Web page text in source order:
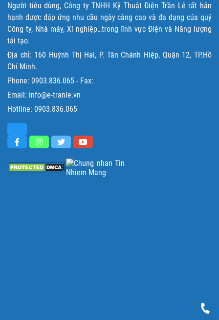
Người tiêu dùng, Công ty TNHH Kỹ Thuật Điện Trần Lê rất hân
hạnh được đáp ứng nhu cầu ngày càng cao và đa dạng của quý
Công ty, Nhà máy, Xí nghiệp…trong lĩnh vực Điện và Năng lượng
tái tạo.
Địa chỉ: 160 Huỳnh Thị Hai, P. Tân Chánh Hiệp, Quận 12, TP.Hồ
Chí Minh.
Phone: 0903.836.065 - Fax:
Email: info@e-tranle.vn
Hotline: 0903.836.065